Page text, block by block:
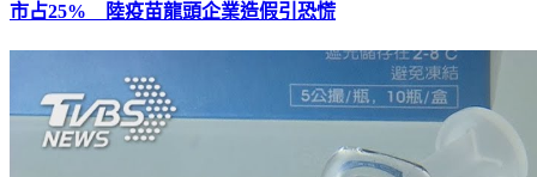
市占25% 陸疫苗龍頭企業造假引恐慌